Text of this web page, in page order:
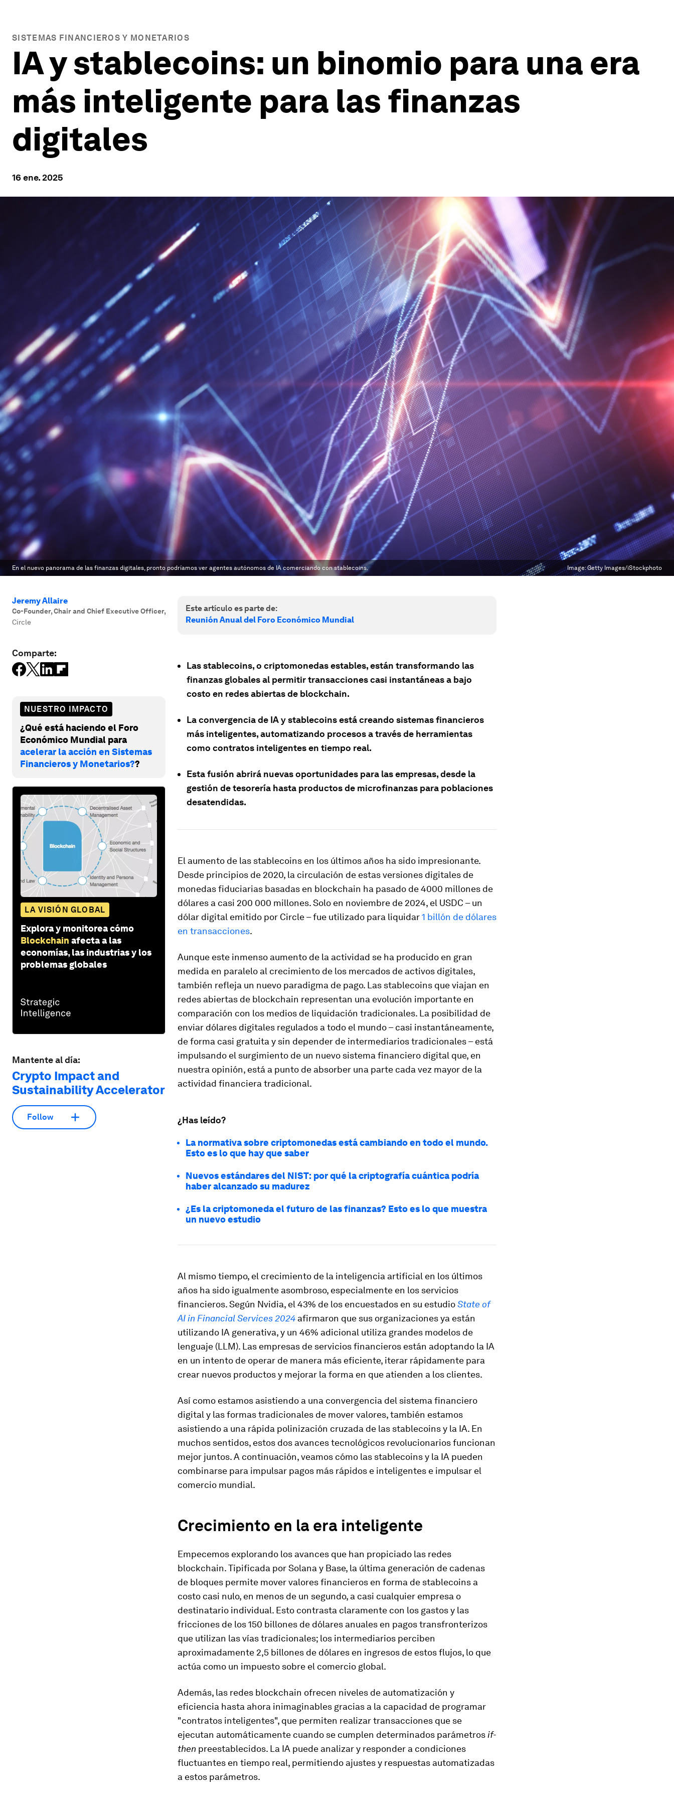
SISTEMAS FINANCIEROS Y MONETARIOS
IA y stablecoins: un binomio para una era
más inteligente para las finanzas
digitales
16 ene. 2025
En el nuevo panorama de las finanzas digitales, pronto podríamos ver agentes autónomos de IA comerciando con stablecoins. Image:Getty Images/iStockphoto
Jeremy Allaire
Co-Founder, Chair and Chief Executive Officer,
Circle
Comparte:
NUESTRO IMPACTO
¿Qué está haciendo el Foro
Económico Mundial para
acelerar la acción en Sistemas
Financieros y Monetarios??
LA VISIÓN GLOBAL
Explora y monitorea cómo
Blockchain afecta a las
economías, las industrias y los
problemas globales
Mantente al día:
Crypto Impact and
Sustainability Accelerator
Follow
Este artículo es parte de:
Reunión Anual del Foro Económico Mundial
Las stablecoins, o criptomonedas estables, están transformando las
finanzas globales al permitir transacciones casi instantáneas a bajo
costo en redes abiertas de blockchain.
La convergencia de IA y stablecoins está creando sistemas financieros
más inteligentes, automatizando procesos a través de herramientas
como contratos inteligentes en tiempo real.
Esta fusión abrirá nuevas oportunidades para las empresas, desde la
gestión de tesorería hasta productos de microfinanzas para poblaciones
desatendidas.
El aumento de las stablecoins en los últimos años ha sido impresionante.
Desde principios de 2020, la circulación de estas versiones digitales de
monedas fiduciarias basadas en blockchain ha pasado de 4000 millones de
dólares a casi 200 000 millones. Solo en noviembre de 2024, el USDC – un
dólar digital emitido por Circle – fue utilizado para liquidar1 billón de dólares
en transacciones.
Aunque este inmenso aumento de la actividad se ha producido en gran
medida en paralelo al crecimiento de los mercados de activos digitales,
también refleja un nuevo paradigma de pago. Las stablecoins que viajan en
redes abiertas de blockchain representan una evolución importante en
comparación con los medios de liquidación tradicionales. La posibilidad de
enviar dólares digitales regulados a todo el mundo – casi instantáneamente,
de forma casi gratuita y sin depender de intermediarios tradicionales – está
impulsando el surgimiento de un nuevo sistema financiero digital que, en
nuestra opinión, está a punto de absorber una parte cada vez mayor de la
actividad financiera tradicional.
¿Has leído?
La normativa sobre criptomonedas está cambiando en todo el mundo.
Esto es lo que hay que saber
Nuevos estándares del NIST: por qué la criptografía cuántica podría
haber alcanzado su madurez
¿Es la criptomoneda el futuro de las finanzas? Esto es lo que muestra
un nuevo estudio
Al mismo tiempo, el crecimiento de la inteligencia artificial en los últimos
años ha sido igualmente asombroso, especialmente en los servicios
financieros. Según Nvidia, el 43% de los encuestados en su estudioState of
AI in Financial Services 2024 afirmaron que sus organizaciones ya están
utilizando IA generativa, y un 46% adicional utiliza grandes modelos de
lenguaje (LLM). Las empresas de servicios financieros están adoptando la IA
en un intento de operar de manera más eficiente, iterar rápidamente para
crear nuevos productos y mejorar la forma en que atienden a los clientes.
Así como estamos asistiendo a una convergencia del sistema financiero
digital y las formas tradicionales de mover valores, también estamos
asistiendo a una rápida polinización cruzada de las stablecoins y la IA. En
muchos sentidos, estos dos avances tecnológicos revolucionarios funcionan
mejor juntos. A continuación, veamos cómo las stablecoins y la IA pueden
combinarse para impulsar pagos más rápidos e inteligentes e impulsar el
comercio mundial.
Crecimiento en la era inteligente
Empecemos explorando los avances que han propiciado las redes
blockchain. Tipificada por Solana y Base, la última generación de cadenas
de bloques permite mover valores financieros en forma de stablecoins a
costo casi nulo, en menos de un segundo, a casi cualquier empresa o
destinatario individual. Esto contrasta claramente con los gastos y las
fricciones de los 150 billones de dólares anuales en pagos transfronterizos
que utilizan las vías tradicionales; los intermediarios perciben
aproximadamente 2,5 billones de dólares en ingresos de estos flujos, lo que
actúa como un impuesto sobre el comercio global.
Además, las redes blockchain ofrecen niveles de automatización y
eficiencia hasta ahora inimaginables gracias a la capacidad de programar
"contratos inteligentes", que permiten realizar transacciones que se
ejecutan automáticamente cuando se cumplen determinados parámetros if-
then preestablecidos. La IA puede analizar y responder a condiciones
fluctuantes en tiempo real, permitiendo ajustes y respuestas automatizadas
a estos parámetros.